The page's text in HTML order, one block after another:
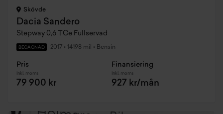
Skövde
Dacia Sandero
Stepway 0,6 TCe Fullservad
BEGAGNAD 2017 • 14198 mil • Bensin
Pris
Inkl. moms
79 900 kr
Finansiering
Inkl. moms
927 kr/mån